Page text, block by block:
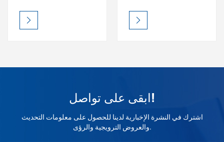
شفاف، مزيل شحوم،
رابط 1K، وغيرها. نضمن لك
شفاف، مزيل شحوم،
رابط 1K، وغيرها. نضمن لك
ابقى على تواصل!
اشترك في النشرة الإخبارية لدينا للحصول على معلومات التحديث
والعروض الترويجية والرؤى.